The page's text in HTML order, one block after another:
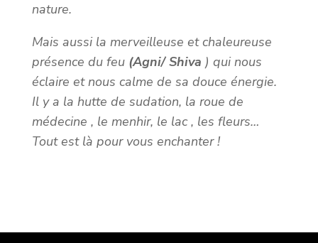
nature.
Mais aussi la merveilleuse et chaleureuse
présence du feu(Agni/ Shiva ) qui nous
éclaire et nous calme de sa douce énergie.
Il y a la hutte de sudation, la roue de
médecine , le menhir, le lac , les fleurs…
Tout est là pour vous enchanter !